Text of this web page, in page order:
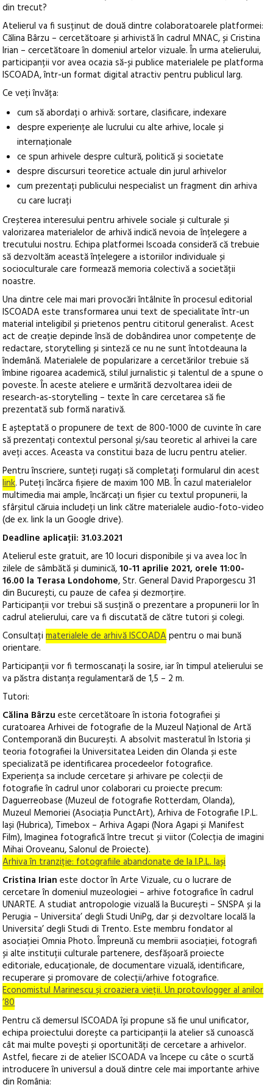
din trecut?
Atelierul va fi susținut de două dintre colaboratoarele platformei:
Călina Bârzu – cercetătoare și arhivistă în cadrul MNAC, și Cristina
Irian – cercetătoare în domeniul artelor vizuale. În urma atelierului,
participanții vor avea ocazia să-și publice materialele pe platforma
ISCOADA, într-un format digital atractiv pentru publicul larg.
Ce veți învăța:
cum să abordați o arhivă: sortare, clasificare, indexare
despre experiențe ale lucrului cu alte arhive, locale și
internaționale
ce spun arhivele despre cultură, politică și societate
despre discursuri teoretice actuale din jurul arhivelor
cum prezentați publicului nespecialist un fragment din arhiva
cu care lucrați
Creșterea interesului pentru arhivele sociale și culturale și
valorizarea materialelor de arhivă indică nevoia de înțelegere a
trecutului nostru. Echipa platformei Iscoada consideră că trebuie
să dezvoltăm această înțelegere a istoriilor individuale și
socioculturale care formează memoria colectivă a societății
noastre.
Una dintre cele mai mari provocări întâlnite în procesul editorial
ISCOADA este transformarea unui text de specialitate într-un
material inteligibil și prietenos pentru cititorul generalist. Acest
act de creație depinde însă de dobândirea unor competențe de
redactare, storytelling și sinteză ce nu ne sunt întotdeauna la
îndemână. Materialele de popularizare a cercetărilor trebuie să
îmbine rigoarea academică, stilul jurnalistic și talentul de a spune o
poveste. În aceste ateliere e urmărită dezvoltarea ideii de
research-as-storytelling – texte în care cercetarea să fie
prezentată sub formă narativă.
E așteptată o propunere de text de 800-1000 de cuvinte în care
să prezentați contextul personal și/sau teoretic al arhivei la care
aveți acces. Aceasta va constitui baza de lucru pentru atelier.
Pentru înscriere, sunteți rugați să completați formularul din acest
link. Puteți încărca fișiere de maxim 100 MB. În cazul materialelor
multimedia mai ample, încărcați un fișier cu textul propunerii, la
sfârșitul căruia includeți un link către materialele audio-foto-video
(de ex. link la un Google drive).
Deadline aplicații: 31.03.2021
Atelierul este gratuit, are 10 locuri disponibile și va avea loc în
zilele de sâmbătă și duminică,10-11 aprilie 2021, orele 11:00-
16.00 la Terasa Londohome, Str. General David Praporgescu 31
din București, cu pauze de cafea și dezmorțire.
Participanții vor trebui să susțină o prezentare a propunerii lor în
cadrul atelierului, care va fi discutată de către tutori și colegi.
Consultațimaterialele de arhivă ISCOADApentru o mai bună
orientare.
Participanții vor fi termoscanați la sosire, iar în timpul atelierului se
va păstra distanța regulamentară de 1,5 – 2 m.
Tutori:
Călina Bârzu este cercetătoare în istoria fotografiei și
curatoarea Arhivei de fotografie de la Muzeul Național de Artă
Contemporană din București. A absolvit masteratul în Istoria și
teoria fotografiei la Universitatea Leiden din Olanda și este
specializată pe identificarea procedeelor fotografice.
Experiența sa include cercetare și arhivare pe colecții de
fotografie în cadrul unor colaborari cu proiecte precum:
Daguerreobase (Muzeul de fotografie Rotterdam, Olanda),
Muzeul Memoriei (Asociația PunctArt), Arhiva de Fotografie I.P.L.
Iași (Hubrica), Timebox – Arhiva Agapi (Nora Agapi și Manifest
Film), Imaginea fotografică între trecut și viitor (Colecția de imagini
Mihai Oroveanu, Salonul de Proiecte).
Arhiva în tranziție: fotografiile abandonate de la I.P.L. Iași
Cristina Irian este doctor în Arte Vizuale, cu o lucrare de
cercetare în domeniul muzeologiei – arhive fotografice în cadrul
UNARTE. A studiat antropologie vizuală la București – SNSPA și la
Perugia – Universita’ degli Studi UniPg, dar și dezvoltare locală la
Universita’ degli Studi di Trento. Este membru fondator al
asociației Omnia Photo. Împreună cu membrii asociației, fotografi
și alte instituții culturale partenere, desfășoară proiecte
editoriale, educaționale, de documentare vizuală, identificare,
recuperare și promovare de colecții/arhive fotografice.
Economistul Marinescu și croaziera vieții. Un protovlogger al anilor
’80
Pentru că demersul ISCOADA își propune să fie unul unificator,
echipa proiectului dorește ca participanții la atelier să cunoască
cât mai multe povești și oportunități de cercetare a arhivelor.
Astfel, fiecare zi de atelier ISCOADA va începe cu câte o scurtă
introducere în universul a două dintre cele mai importante arhive
din România: